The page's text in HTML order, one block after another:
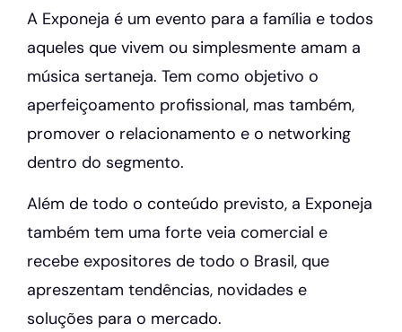
A Exponeja é um evento para a família e todos
aqueles que vivem ou simplesmente amam a
música sertaneja. Tem como objetivo o
aperfeiçoamento profissional, mas também,
promover o relacionamento e o networking
dentro do segmento.
Além de todo o conteúdo previsto, a Exponeja
também tem uma forte veia comercial e
recebe expositores de todo o Brasil, que
apreszentam tendências, novidades e
soluções para o mercado.